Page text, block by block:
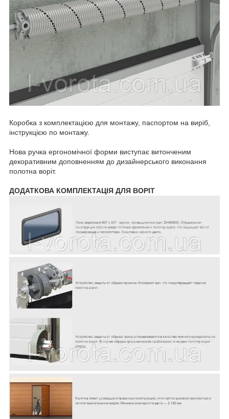
Коробка з комплектацією для монтажу, паспортом на виріб,
інструкцією по монтажу.
Нова ручка ергономічної форми виступає витонченим
декоративним доповненням до дизайнерського виконання
полотна воріт.
ДОДАТКОВА КОМПЛЕКТАЦІЯ ДЛЯ ВОРІТ